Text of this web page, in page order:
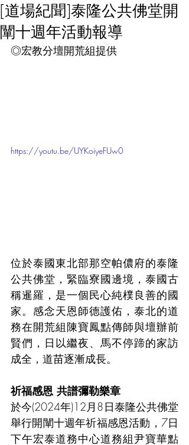
[道場紀聞]泰隆公共佛堂開
闡十週年活動報導
◎宏教分壇開荒組提供
https://youtu.be/UYKoiyeFUw0
位於泰國東北部那空帕儂府的泰隆
公共佛堂，緊臨寮國邊境，泰國古
稱暹羅，是一個民心純樸良善的國
家。感念天恩師德護佑，泰北的道
務在開荒組陳寶鳳點傳師與壇辦前
賢們，日以繼夜、馬不停蹄的家訪
成全，道苗逐漸成長。
祈福感恩 共譜彌勒樂章
於今(2024年)12月8日泰隆公共佛堂
舉行開闡十週年祈福感恩活動，7日
下午宏泰道務中心道務組尹寶華點